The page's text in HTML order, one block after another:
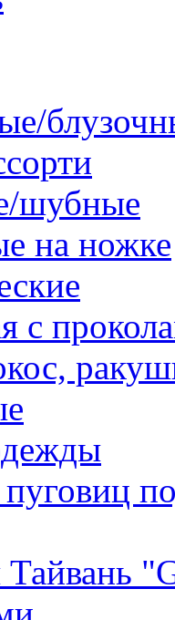
шубные
на ножке
с
пуговиц
Тайвань